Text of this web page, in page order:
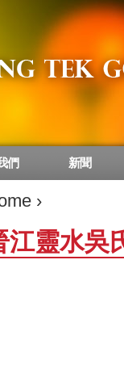
›
江靈水吳
們 新聞